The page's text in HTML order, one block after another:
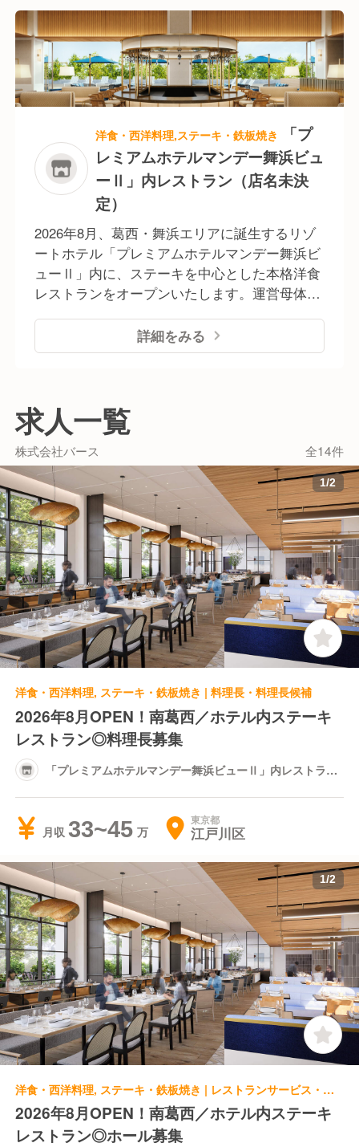
ュージョン料理を提供予定、驚きと発見、感動
のある食体験を実現します。 運営会社は国内外
で20以上の施設を運営中、安定した経営基盤が
あるため安心して長く勤められる環境なのもう
れしいポイント。 オープニングメンバーとして
ゼロからお店を作り上げていくやりがいと、新
しいことに挑戦できるチャンスがあります。
洋食・西洋料理,ステーキ・鉄板焼き
「プ
レミアムホテルマンデー舞浜ビュ
ーⅡ」内レストラン（店名未決
定）
2026年8月、葛西・舞浜エリアに誕生するリゾ
ートホテル「プレミアムホテルマンデー舞浜ビ
ューⅡ」内に、ステーキを中心とした本格洋食
レストランをオープンいたします。運営母体の
を展開する成長企業です。厳選した肉料理と旬
の食材をシンプルに楽しむスタイルを提案し、
供してまいります。今夏には近隣で2店舗の連
続出店を予定しており、組織拡大に伴うポスト
の創出と、スピード感のある店舗運営を行って
います。
詳細をみる
求人一覧
株式会社バース 全14件
1/2
洋食・西洋料理, ステーキ・鉄板焼き | 料理長・料理長候補
2026年8月OPEN！南葛西／ホテル内ステーキ
レストラン◎料理長募集
「プレミアムホテルマンデー舞浜ビューⅡ」内レストラン
月収 33~45 東京都
江戸川区
1/2
洋食・西洋料理, ステーキ・鉄板焼き | レストランサービス・ホールスタッフ
2026年8月OPEN！南葛西／ホテル内ステーキ
レストラン◎ホール募集